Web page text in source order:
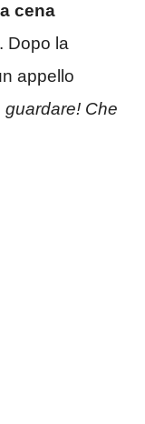
cena
. Dopo la
appello
Che